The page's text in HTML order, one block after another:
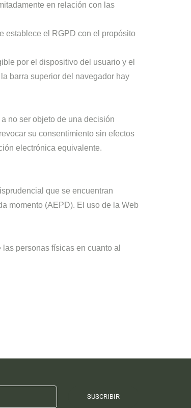
en relación con las
establece el RGPD con el propósito
por el dispositivo del usuario y el
barra superior del navegador hay
no ser objeto de una decisión
su consentimiento sin efectos
electrónica equivalente.
que se encuentran
momento (AEPD). El uso de la Web
personas físicas en cuanto al
SUSCRIBIR